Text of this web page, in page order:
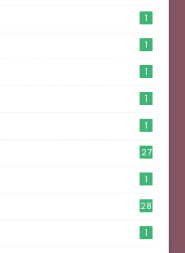
1
1
1
1
1
27
1
28
1